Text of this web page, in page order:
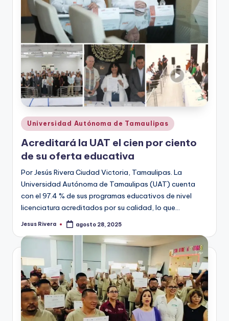
Publicado
en
Universidad Autónoma de Tamaulipas
Acreditará la UAT el cien por ciento
de su oferta educativa
Por Jesús Rivera Ciudad Victoria, Tamaulipas. La
Universidad Autónoma de Tamaulipas (UAT) cuenta
con el 97.4 % de sus programas educativos de nivel
licenciatura acreditados por su calidad, lo que…
Publicado
Jesus Rivera agosto 28, 2025